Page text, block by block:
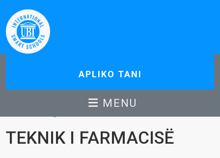
APLIKO TANI
MENU
TEKNIK I FARMACISË